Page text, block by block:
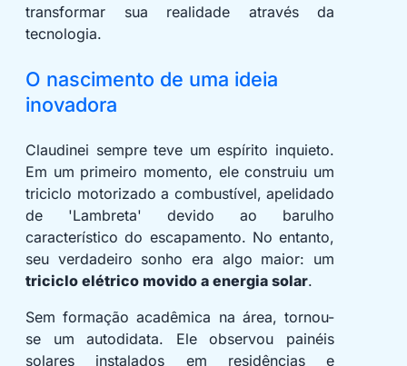
transformar sua realidade através da
tecnologia.
O nascimento de uma ideia
inovadora
Claudinei sempre teve um espírito inquieto.
Em um primeiro momento, ele construiu um
triciclo motorizado a combustível, apelidado
de 'Lambreta' devido ao barulho
característico do escapamento. No entanto,
seu verdadeiro sonho era algo maior: um
triciclo elétrico movido a energia solar.
Sem formação acadêmica na área, tornou-
se um autodidata. Ele observou painéis
solares instalados em residências e